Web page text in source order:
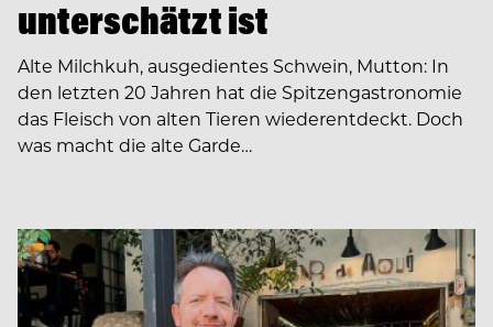
unterschätzt ist
Alte Milchkuh, ausgedientes Schwein, Mutton: In
den letzten 20 Jahren hat die Spitzengastronomie
das Fleisch von alten Tieren wiederentdeckt. Doch
was macht die alte Garde…